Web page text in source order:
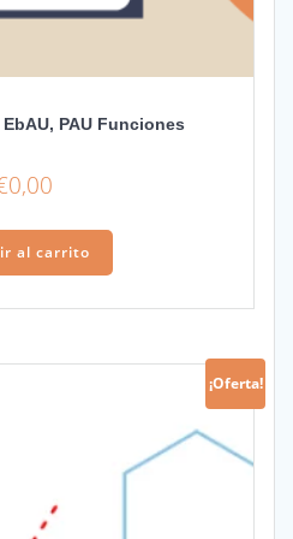
PAU Funciones
0,00
al carrito
¡Oferta!